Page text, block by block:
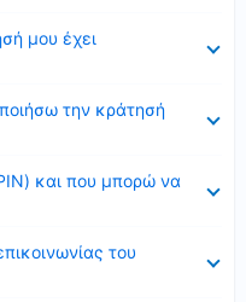
μου έχει
την κράτησή
και που μπορώ να
του